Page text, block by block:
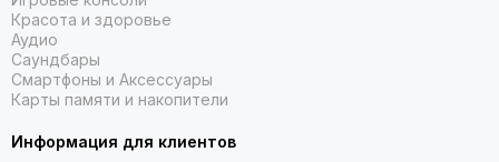
Красота и здоровье
Аудио
Саундбары
Смартфоны и Аксессуары
Карты памяти и накопители
Информация для клиентов